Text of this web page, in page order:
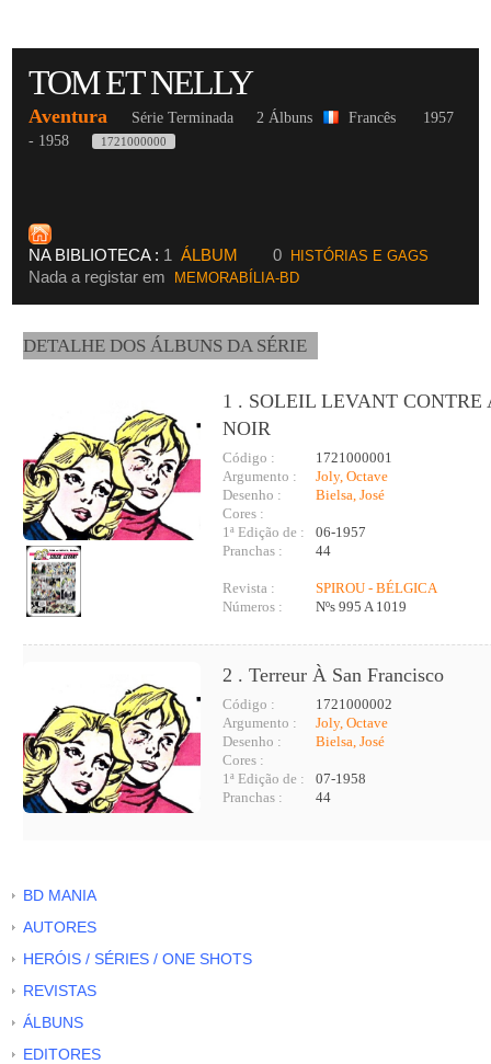
TOM ET NELLY
Aventura Série Terminada 2 Álbuns Francês
1957
- 1958
1721000000
NA BIBLIOTECA : 1 ÁLBUM 0 HISTÓRIAS E GAGS
Nada a registar em MEMORABÍLIA-BD
DETALHE DOS ÁLBUNS DA SÉRIE
1 . SOLEIL LEVANT CONTRE
NOIR
Código :
1721000001
Argumento :
Joly, Octave
Desenho :
Bielsa, José
Cores :
1ª Edição de :
06-1957
Pranchas :
44
Revista :
SPIROU - BÉLGICA
Números :
Nºs 995 A 1019
2 . Terreur À San Francisco
Código :
1721000002
Argumento :
Joly, Octave
Desenho :
Bielsa, José
Cores :
1ª Edição de :
07-1958
Pranchas :
44
BD MANIA
AUTORES
HERÓIS / SÉRIES / ONE SHOTS
REVISTAS
ÁLBUNS
EDITORES